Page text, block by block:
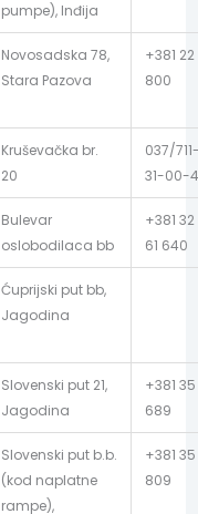
pumpe), Inđija
Novosadska 78,
Stara Pazova
+381 22
800
Kruševačka br.
20
037/
31-00-
Bulevar
oslobodilaca bb
+381
61 640
Ćuprijski put bb,
Jagodina
Slovenski put 21,
Jagodina
+381 35
689
Slovenski put b.b.
(kod naplatne
rampe),
+381
809